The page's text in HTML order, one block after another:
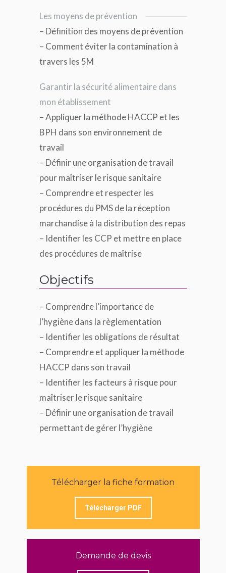
Les moyens de prévention
– Définition des moyens de prévention
– Comment éviter la contamination à
travers les 5M
Garantir la sécurité alimentaire dans
mon établissement
– Appliquer la méthode HACCP et les
BPH dans son environnement de
travail
– Définir une organisation de travail
pour maîtriser le risque sanitaire
– Comprendre et respecter les
procédures du PMS de la réception
marchandise à la distribution des repas
– Identifier les CCP et mettre en place
des procédures de maîtrise
Objectifs
– Comprendre l’importance de
l’hygiène dans la règlementation
– Identifier les obligations de résultat
– Comprendre et appliquer la méthode
HACCP dans son travail
– Identifier les facteurs à risque pour
maîtriser le risque sanitaire
– Définir une organisation de travail
permettant de gérer l’hygiène
Télécharger la fiche formation
Télécharger PDF
Demande de devis